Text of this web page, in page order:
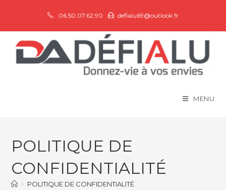
06.50.07.62.90 defialu69@outlook.fr
MENU
POLITIQUE DE
CONFIDENTIALITÉ
> POLITIQUE DE CONFIDENTIALITÉ